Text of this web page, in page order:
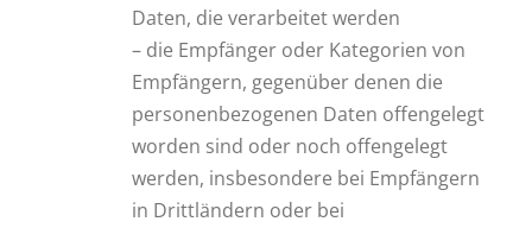
Daten, die verarbeitet werden
– die Empfänger oder Kategorien von
Empfängern, gegenüber denen die
personenbezogenen Daten offengelegt
worden sind oder noch offengelegt
werden, insbesondere bei Empfängern
in Drittländern oder bei